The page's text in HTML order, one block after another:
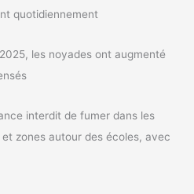
quotidiennement
les noyades ont augmenté
interdit de fumer dans les
zones autour des écoles, avec